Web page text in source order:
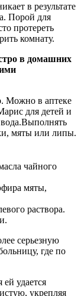
в результате
Порой для
протереть
комнату.
в домашних
. Можно в аптеке
для детей и
мяты или липы.
чайного
мяты,
раствора.
серьезную
где по
удается
укрепляя